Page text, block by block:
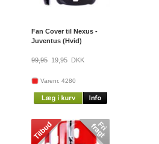
Fan Cover til Nexus -
Juventus (Hvid)
99,95 19,95DKK
Varenr. 4280